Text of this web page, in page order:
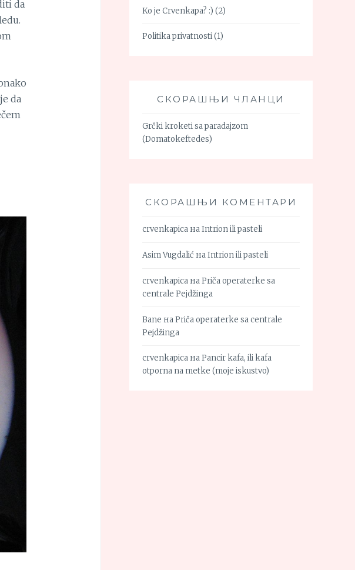
da
da
Ko je Crvenkapa? :) (2)
Politika privatnosti(1)
СКОРАШЊИ ЧЛАНЦИ
Grčki kroketi sa paradajzom
(Domatokeftedes)
СКОРАШЊИ КОМЕНТАРИ
crvenkapica наIntrion ili pasteli
Asim Vugdalić наIntrion ili pasteli
crvenkapica наPriča operaterke sa
centrale Pejdžinga
Bane наPriča operaterke sa centrale
Pejdžinga
crvenkapica наPancir kafa, ili kafa
otporna na metke (moje iskustvo)